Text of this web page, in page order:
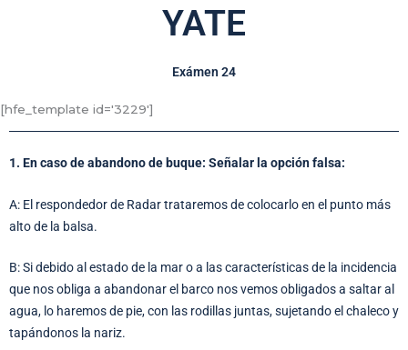
YATE
Exámen 24
[hfe_template id='3229']
1. En caso de abandono de buque: Señalar la opción falsa:
A: El respondedor de Radar trataremos de colocarlo en el punto más
alto de la balsa.
B: Si debido al estado de la mar o a las características de la incidencia
que nos obliga a abandonar el barco nos vemos obligados a saltar al
agua, lo haremos de pie, con las rodillas juntas, sujetando el chaleco y
tapándonos la nariz.